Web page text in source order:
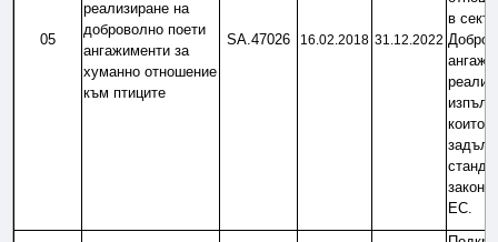
05
реализиране на
доброволно поети
ангажименти за
хуманно отношение
към птиците
SA.47026 16.02.2018 31.12.2022
в
които
ЕС.